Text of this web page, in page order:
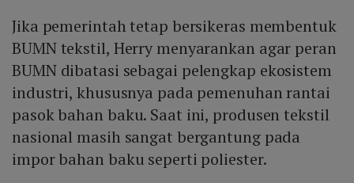
Jika pemerintah tetap bersikeras membentuk
BUMN tekstil, Herry menyarankan agar peran
BUMN dibatasi sebagai pelengkap ekosistem
industri, khususnya pada pemenuhan rantai
pasok bahan baku. Saat ini, produsen tekstil
nasional masih sangat bergantung pada
impor bahan baku seperti poliester.